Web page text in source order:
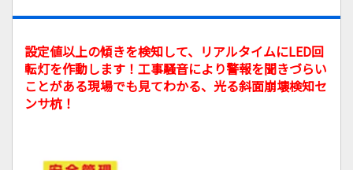
設定値以上の傾きを検知して、リアルタイムにLED回
転灯を作動します！工事騒音により警報を聞きづらい
ことがある現場でも見てわかる、光る斜面崩壊検知セ
ンサ杭！